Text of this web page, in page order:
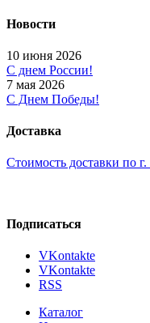
Новости
10 июня 2026
С днем России!
7 мая 2026
С Днем Победы!
Доставка
Стоимость доставки по
Подписаться
VKontakte
VKontakte
RSS
Каталог